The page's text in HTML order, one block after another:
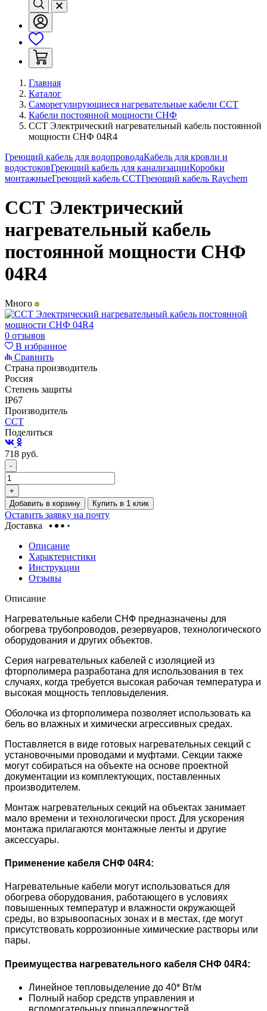
Главная
Каталог
Саморегулирующиеся нагревательные кабели ССТ
Кабели постоянной мощности СНФ
ССТ Электрический нагревательный кабель постоянной
мощности СНФ 04R4
Греющий кабель для водопроводаКабель для кровли и
водостоковГреющий кабель для канализацииКоробки
монтажныеГреющий кабель ССТГреющий кабель Raychem
ССТ Электрический
нагревательный кабель
постоянной мощности СНФ
04R4
Много
0 отзывов
В избранное
Сравнить
Страна производитель
Россия
Степень защиты
IP67
Производитель
ССТ
Поделиться
718 руб.
-
+
Добавить в корзину
Купить в 1 клик
Оставить заявку на почту
Доставка
Описание
Характеристики
Инструкции
Отзывы
Описание
Нагревательные кабели СНФ предназначены для
обогрева трубопроводов, резервуаров, технологического
оборудования и других объектов.
Серия нагревательных кабелей с изоляцией из
фторполимера разработана для использования в тех
случаях, когда требуется высокая рабочая температура и
высокая мощность тепловыделения.
Оболочка из фторполимера позволяет использовать ка
бель во влажных и химически агрессивных средах.
Поставляется в виде готовых нагревательных секций с
установочными проводами и муфтами. Секции также
могут собираться на объекте на основе проектной
документации из комплектующих, поставленных
производителем.
Монтаж нагревательных секций на объектах занимает
мало времени и технологически прост. Для ускорения
монтажа прилагаются монтажные ленты и другие
аксессуары.
Применение кабеля СНФ 04R4:
Нагревательные кабели могут использоваться для
обогрева оборудования, работающего в условиях
повышенных температур и влажности окружающей
среды, во взрывоопасных зонах и в местах, где могут
присутствовать коррозионные химические растворы или
пары.
Преимущества нагревательного кабеля СНФ 04R4:
Линейное тепловыделение до 40* Вт/м
Полный набор средств управления и
вспомогательных принадлежностей